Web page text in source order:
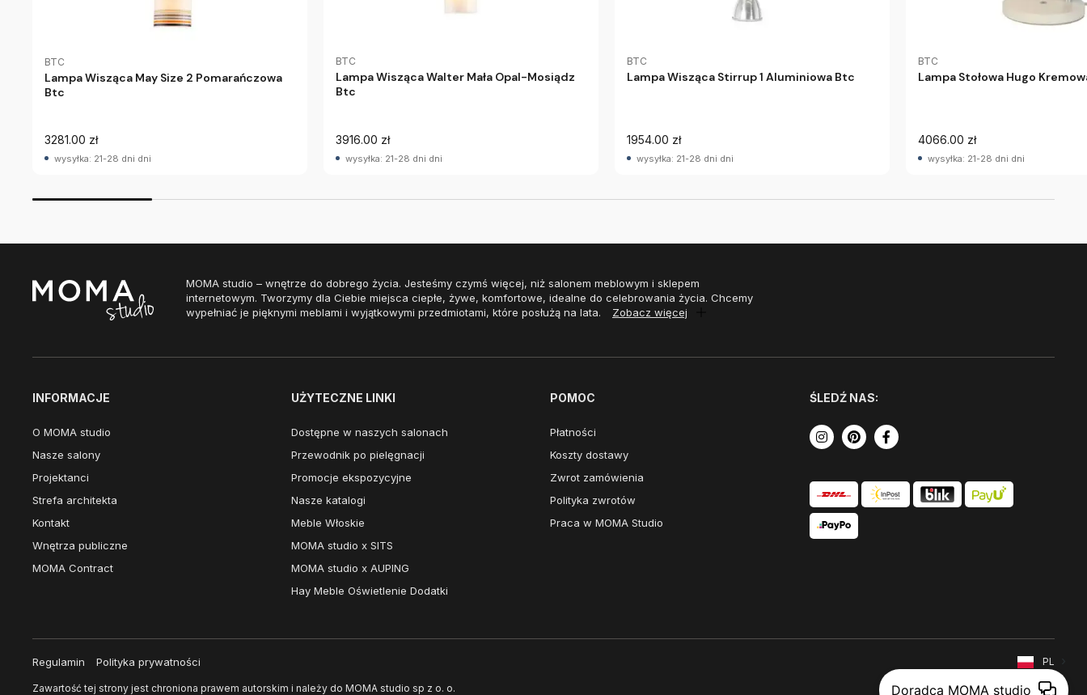
BTC
Lampa Wisząca May Size 2 Pomarańczowa
Btc
3281.00 zł
wysyłka: 21-28 dni dni
BTC
Lampa Wisząca Walter Mała Opal-Mosiądz
Btc
3916.00 zł
wysyłka: 21-28 dni dni
BTC
Lampa Wisząca Stirrup 1 Aluminiowa Btc
1954.00 zł
wysyłka: 21-28 dni dni
BTC
Lampa Stołowa Hugo
4066.00 zł
wysyłka: 21-28 dni dni
MOMA studio – wnętrze do dobrego życia. Jesteśmy czymś więcej, niż salonem meblowym i sklepem
internetowym. Tworzymy dla Ciebie miejsca ciepłe, żywe, komfortowe, idealne do celebrowania życia. Chcemy
wypełniać je pięknymi meblami i wyjątkowymi przedmiotami, które posłużą na lata.
Zobacz więcej
INFORMACJE
O MOMA studio
Nasze salony
Projektanci
Strefa architekta
Kontakt
Wnętrza publiczne
MOMA Contract
UŻYTECZNE LINKI
Dostępne w naszych salonach
Przewodnik po pielęgnacji
Promocje ekspozycyjne
Nasze katalogi
Meble Włoskie
MOMA studio x SITS
MOMA studio x AUPING
Hay Meble Oświetlenie Dodatki
POMOC
Płatności
Koszty dostawy
Zwrot zamówienia
Polityka zwrotów
Praca w MOMA Studio
ŚLEDŹ NAS:
Regulamin Polityka prywatności
Zawartość tej strony jest chroniona prawem autorskim i należy do MOMA studio sp z o. o.
PL
Doradca MOMA studio